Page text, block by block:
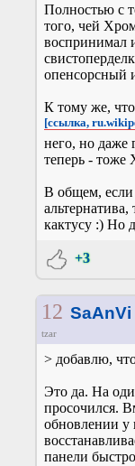
Полностью с
того, чей
воспринимал
опенсорсный
К тому же,
[ссылка,
него, но даже
теперь - тоже
В общем, если
кактусу :) Но
+3
12 SaAnVi
tzar
> добавлю,
Это да. На
просочился.
обновлении у
панели